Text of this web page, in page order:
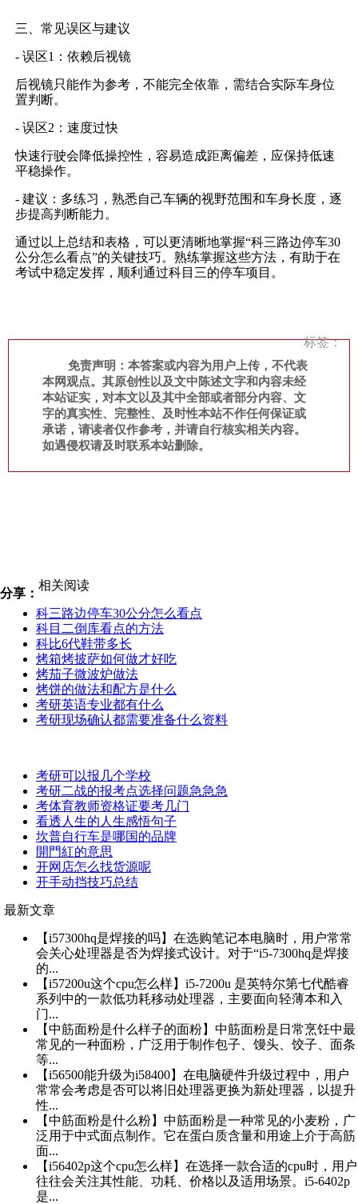
三、常见误区与建议
- 误区1：依赖后视镜
后视镜只能作为参考，不能完全依靠，需结合实际车身位
置判断。
- 误区2：速度过快
快速行驶会降低操控性，容易造成距离偏差，应保持低速
平稳操作。
- 建议：多练习，熟悉自己车辆的视野范围和车身长度，逐
步提高判断能力。
通过以上总结和表格，可以更清晰地掌握“科三路边停车30
公分怎么看点”的关键技巧。熟练掌握这些方法，有助于在
考试中稳定发挥，顺利通过科目三的停车项目。
标签：
免责声明：本答案或内容为用户上传，不代表
本网观点。其原创性以及文中陈述文字和内容未经
本站证实，对本文以及其中全部或者部分内容、文
字的真实性、完整性、及时性本站不作任何保证或
承诺，请读者仅作参考，并请自行核实相关内容。
如遇侵权请及时联系本站删除。
分享：
相关阅读
科三路边停车30公分怎么看点
科目二倒库看点的方法
科比6代鞋带多长
烤箱烤披萨如何做才好吃
烤茄子微波炉做法
烤饼的做法和配方是什么
考研英语专业都有什么
考研现场确认都需要准备什么资料
考研可以报几个学校
考研二战的报考点选择问题急急急
考体育教师资格证要考几门
看透人生的人生感悟句子
坎普自行车是哪国的品牌
開門紅的意思
开网店怎么找货源呢
开手动挡技巧总结
最新文章
【i57300hq是焊接的吗】在选购笔记本电脑时，用户常常
会关心处理器是否为焊接式设计。对于“i5-7300hq是焊接
的...
【i57200u这个cpu怎么样】i5-7200u 是英特尔第七代酷睿
系列中的一款低功耗移动处理器，主要面向轻薄本和入
门...
【中筋面粉是什么样子的面粉】中筋面粉是日常烹饪中最
常见的一种面粉，广泛用于制作包子、馒头、饺子、面条
等...
【i56500能升级为i58400】在电脑硬件升级过程中，用户
常常会考虑是否可以将旧处理器更换为新处理器，以提升
性...
【中筋面粉是什么粉】中筋面粉是一种常见的小麦粉，广
泛用于中式面点制作。它在蛋白质含量和用途上介于高筋
面...
【i56402p这个cpu怎么样】在选择一款合适的cpu时，用户
往往会关注其性能、功耗、价格以及适用场景。i5-6402p
是...